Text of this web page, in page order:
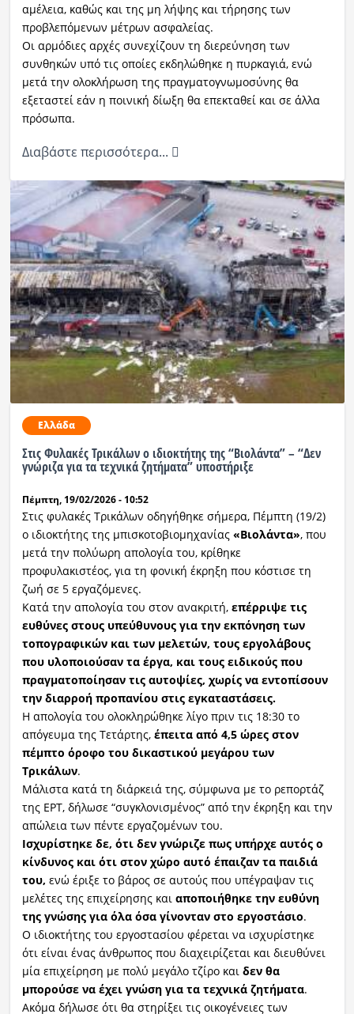
αμέλεια, καθώς και της μη λήψης και τήρησης των
προβλεπόμενων μέτρων ασφαλείας.
Οι αρμόδιες αρχές συνεχίζουν τη διερεύνηση των
συνθηκών υπό τις οποίες εκδηλώθηκε η πυρκαγιά, ενώ
μετά την ολοκλήρωση της πραγματογνωμοσύνης θα
εξεταστεί εάν η ποινική δίωξη θα επεκταθεί και σε άλλα
πρόσωπα.
Διαβάστε περισσότερα...
Ελλάδα
Στις Φυλακές Τρικάλων ο ιδιοκτήτης της “Βιολάντα” – “Δεν
γνώριζα για τα τεχνικά ζητήματα” υποστήριξε
Πέμπτη, 19/02/2026 - 10:52
Στις φυλακές Τρικάλων οδηγήθηκε σήμερα, Πέμπτη (19/2)
ο ιδιοκτήτης της μπισκοτοβιομηχανίας«Βιολάντα», που
μετά την πολύωρη απολογία του, κρίθηκε
προφυλακιστέος, για τη φονική έκρηξη που κόστισε τη
ζωή σε 5 εργαζόμενες.
Κατά την απολογία του στον ανακριτή, επέρριψε τις
ευθύνες στους υπεύθυνους για την εκπόνηση των
τοπογραφικών και των μελετών, τους εργολάβους
που υλοποιούσαν τα έργα, και τους ειδικούς που
πραγματοποίησαν τις αυτοψίες, χωρίς να εντοπίσουν
την διαρροή προπανίου στις εγκαταστάσεις.
Η απολογία του ολοκληρώθηκε λίγο πριν τις 18:30 το
απόγευμα της Τετάρτης, έπειτα από 4,5 ώρες στον
πέμπτο όροφο του δικαστικού μεγάρου των
Τρικάλων.
Μάλιστα κατά τη διάρκειά της, σύμφωνα με το ρεπορτάζ
της ΕΡΤ, δήλωσε “συγκλονισμένος” από την έκρηξη και την
απώλεια των πέντε εργαζομένων του.
Ισχυρίστηκε δε, ότι δεν γνώριζε πως υπήρχε αυτός ο
κίνδυνος και ότι στον χώρο αυτό έπαιζαν τα παιδιά
του, ενώ έριξε το βάρος σε αυτούς που υπέγραψαν τις
μελέτες της επιχείρησης και αποποιήθηκε την ευθύνη
της γνώσης για όλα όσα γίνονταν στο εργοστάσιο.
Ο ιδιοκτήτης του εργοστασίου φέρεται να ισχυρίστηκε
ότι είναι ένας άνθρωπος που διαχειρίζεται και διευθύνει
μία επιχείρηση με πολύ μεγάλο τζίρο και δεν θα
μπορούσε να έχει γνώση για τα τεχνικά ζητήματα.
Ακόμα δήλωσε ότι θα στηρίξει τις οικογένειες των